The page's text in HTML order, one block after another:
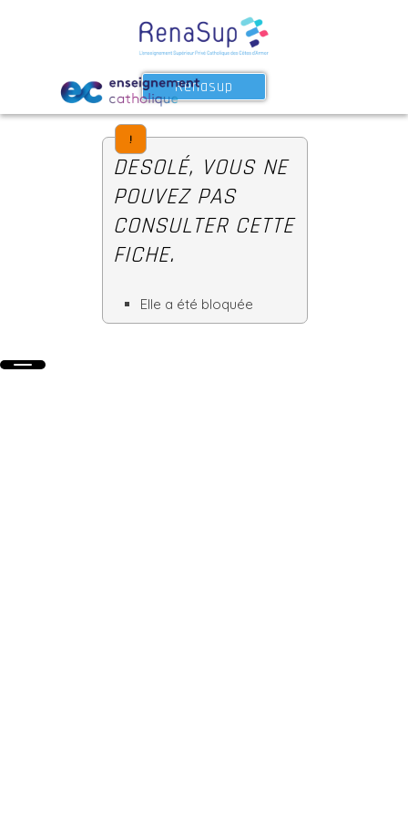
Renasup
!
DESOLÉ, VOUS NE
POUVEZ PAS
CONSULTER CETTE
FICHE.
Elle a été bloquée